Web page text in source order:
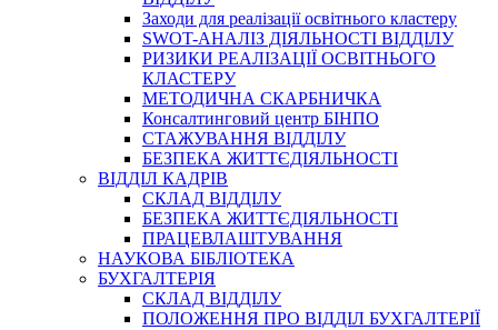
Заходи для реалізації освітнього кластеру
SWOT-АНАЛІЗ ДІЯЛЬНОСТІ ВІДДІЛУ
РИЗИКИ РЕАЛІЗАЦІЇ ОСВІТНЬОГО
КЛАСТЕРУ
МЕТОДИЧНА СКАРБНИЧКА
Консалтинговий центр БІНПО
СТАЖУВАННЯ ВІДДІЛУ
БЕЗПЕКА ЖИТТЄДІЯЛЬНОСТІ
ВІДДІЛ КАДРІВ
СКЛАД ВІДДІЛУ
БЕЗПЕКА ЖИТТЄДІЯЛЬНОСТІ
ПРАЦЕВЛАШТУВАННЯ
НАУКОВА БІБЛІОТЕКА
БУХГАЛТЕРІЯ
СКЛАД ВІДДІЛУ
ПОЛОЖЕННЯ ПРО ВІДДІЛ БУХГАЛТЕРІЇ